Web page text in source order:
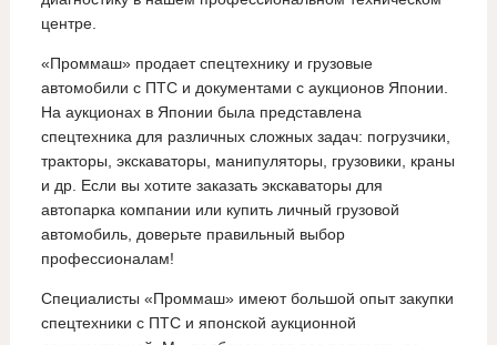
центре.
«Проммаш» продает спецтехнику и грузовые
автомобили с ПТС и документами с аукционов Японии.
На аукционах в Японии была представлена
спецтехника для различных сложных задач: погрузчики,
тракторы, экскаваторы, манипуляторы, грузовики, краны
и др. Если вы хотите заказать экскаваторы для
автопарка компании или купить личный грузовой
автомобиль, доверьте правильный выбор
профессионалам!
Специалисты «Проммаш» имеют большой опыт закупки
спецтехники с ПТС и японской аукционной